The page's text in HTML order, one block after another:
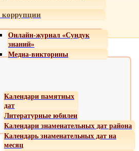
коррупции
Онлайн-журнал «Сундук
знаний»
Медиа-викторины
Календари памятных
дат
Литературные юбилеи
Календари знаменательных дат района
Календарь знаменательных дат на
месяц